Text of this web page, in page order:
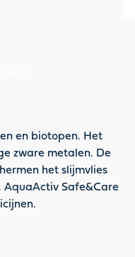
en biotopen. Het
zware metalen. De
het slijmvlies
AquaActiv Safe&Care